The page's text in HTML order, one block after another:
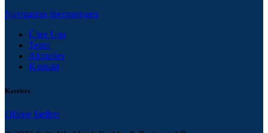
Navigation überspringen
Über Uns
Team
Aktuelles
Kontakt
Karriere
Offene Stellen